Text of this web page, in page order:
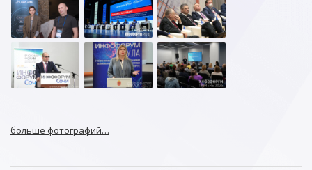
больше фотографий…